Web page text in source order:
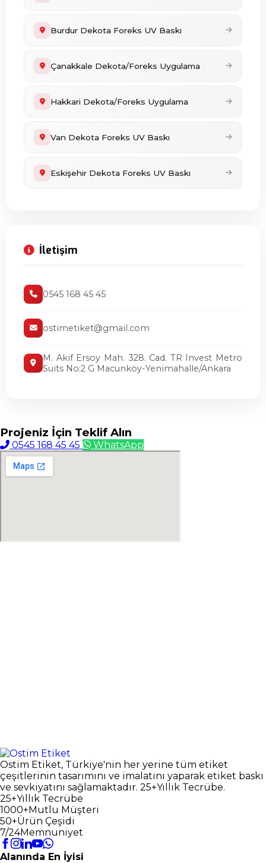
Burdur Dekota Foreks UV Baskı
Çanakkale Dekota/Foreks Uygulama
Hakkari Dekota/Foreks Uygulama
Van Dekota Foreks UV Baskı
Eskişehir Dekota Foreks UV Baskı
İletişim
0545 168 45 45
ostimetiket@gmail.com
M. Akif Ersoy Mah. 328. Cad. TR Invest Metro
Suits No:2 G Macunköy-Yenimahalle/Ankara
Projeniz İçin Teklif Alın
0545 168 45 45 WhatsApp
Ostim Etiket, Türkiye'nin her yerine tüm etiket
çeşitlerinin tasarımını ve imalatını yaparak etiket baskı
ve sevkiyatını sağlamaktadır. 25+Yıllık Tecrübe.
25+Yıllık Tecrübe
1000+Mutlu Müşteri
50+Ürün Çeşidi
7/24Memnuniyet
Alanında En İyisi